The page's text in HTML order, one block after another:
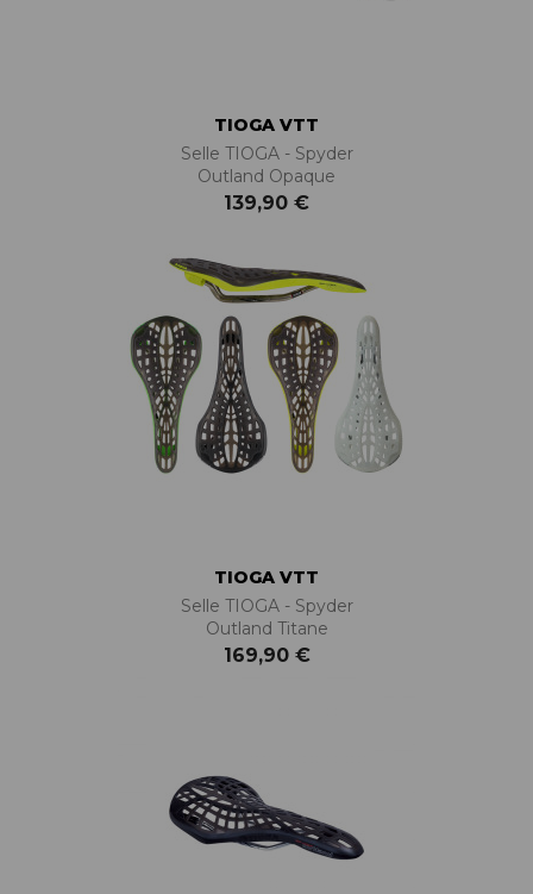
TIOGA VTT
Selle TIOGA - Spyder
Outland Opaque
139,90 €
TIOGA VTT
Selle TIOGA - Spyder
Outland Titane
169,90 €